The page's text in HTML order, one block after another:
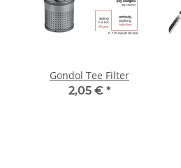
Gondol Tee Filter
2,05 € *